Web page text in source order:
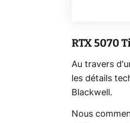
RTX 5070
Au travers
les détails
Blackwell.
Nous